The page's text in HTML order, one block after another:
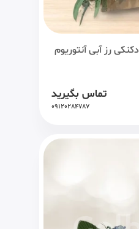
رز آبی آنتوریوم
تماس بگیرید
09120284787